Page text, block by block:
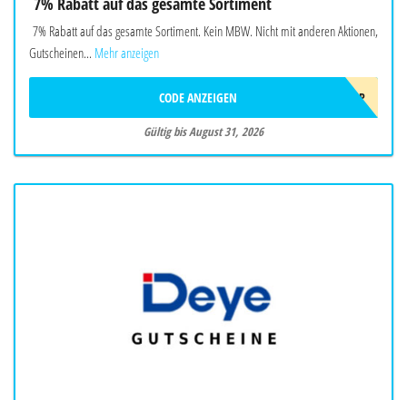
7% Rabatt auf das gesamte Sortiment. Kein MBW. Nicht mit anderen Aktionen,
Gutscheinen... Mehr anzeigen
SOMMER2026OBP
CODE ANZEIGEN
Gültig bis August 31, 2026